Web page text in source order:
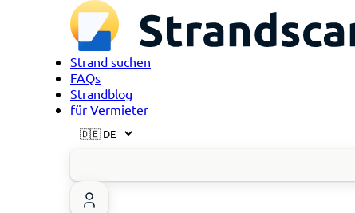
Strand suchen
FAQs
Strandblog
für Vermieter